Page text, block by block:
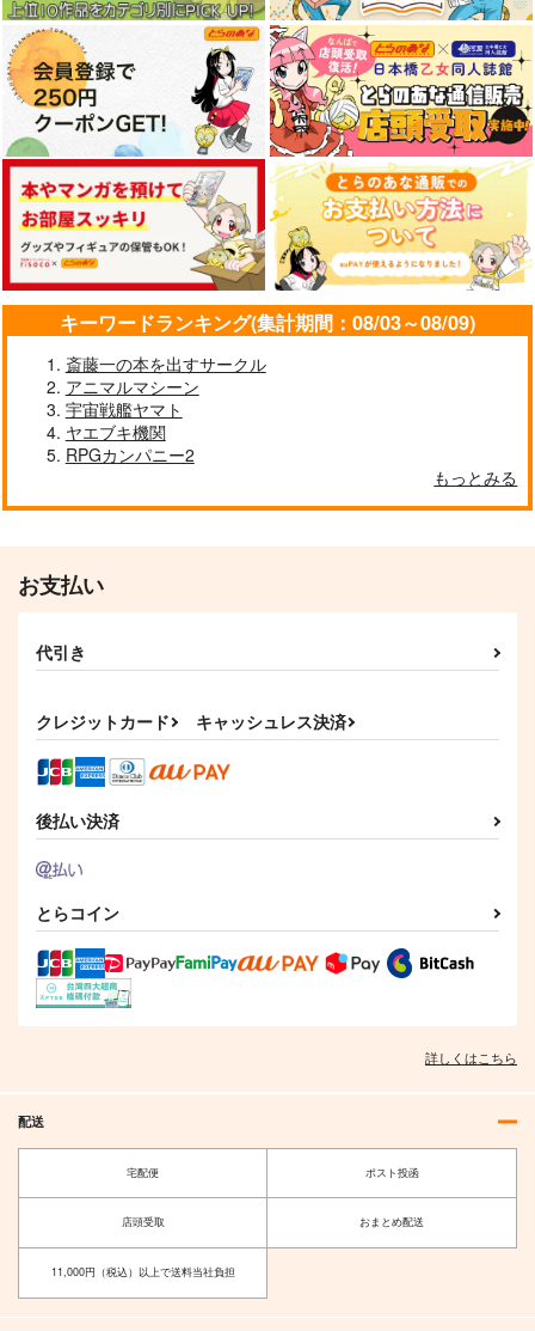
Marioneta
YTR RECORDS
1,100円（税込）
作品詳細
Polyphonix Remixie
s Collection
ADSRecordings
1,650円 （税込）
サンプル
作品詳細
J-NERATION TOYS
J-NERATION
1,650円（税込）
サンプル
作品詳細
Super Stronger Icicl
INTX Rec.
1,650円（税込）
チルノ
サンプル
Unitone STRONG
キーワードランキング(集計期間：08/03～08/09)
斎藤一の本を出すサークル
アニマルマシーン
宇宙戦艦ヤマト
ヤエブキ機関
RPGカンパニー2
もっとみる
お支払い
代引き
クレジットカード キャッシュレス決済
後払い決済
とらコイン
詳しくはこちら
配送
宅配便 ポスト投函
店頭受取 おまとめ配送
11,000円（税込）以上で送料当社負担